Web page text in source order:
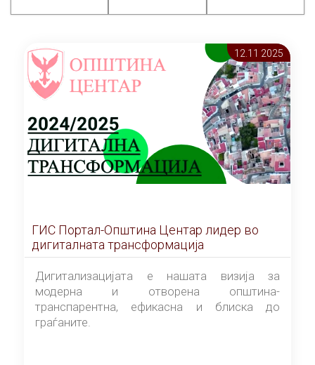
12.11 2025
ГИС Портал-Општина Центар лидер во
дигиталната трансформација
Дигитализацијата е нашата визија за
модерна и отворена општина-
транспарентна, ефикасна и блиска до
граѓаните.